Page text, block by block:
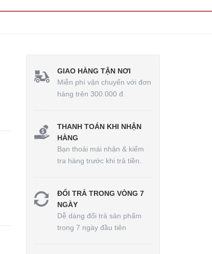
GIAO HÀNG TẬN NƠI
Miễn phí vận chuyển với đơn
hàng trên 300.000 đ.
THANH TOÁN KHI NHẬN
HÀNG
Bạn thoải mái nhận & kiểm
tra hàng trước khi trả tiền.
ĐỔI TRẢ TRONG VÒNG 7
NGÀY
Dễ dàng đổi trả sản phẩm
trong 7 ngày đầu tiên